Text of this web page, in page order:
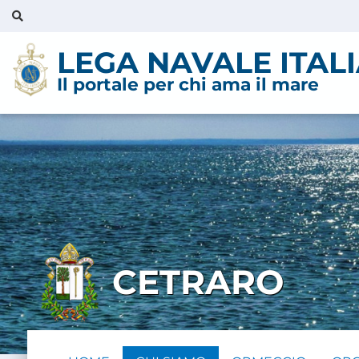
LEGA NAVALE
Il portale per chi ama il mare
CETRARO